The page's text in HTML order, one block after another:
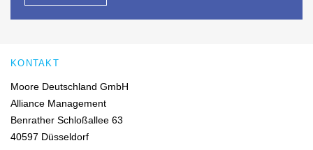
KONTAKT
Moore Deutschland GmbH
Alliance Management
Benrather Schloßallee 63
40597 Düsseldorf